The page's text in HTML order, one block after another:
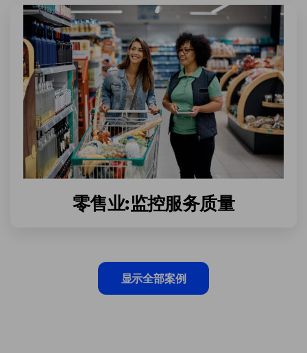
零售业:监控服务质量
显示全部案例